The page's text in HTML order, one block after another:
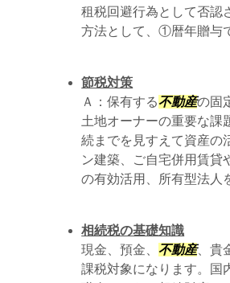
租税回避行為として否認
方法として、①暦年贈与
節税対策
Ａ：保有する不動産の固
土地オーナーの重要な課
続までを見すえて資産の
ン建築、ご自宅併用賃貸
の有効活用、所有型法人
相続税の基礎知識
現金、預金、不動産、貴
課税対象になります。国